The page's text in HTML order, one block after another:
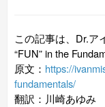
この記事は、Dr.ア
“FUN” in the
原文： https://
fundamentals/
翻訳：川崎あゆみ